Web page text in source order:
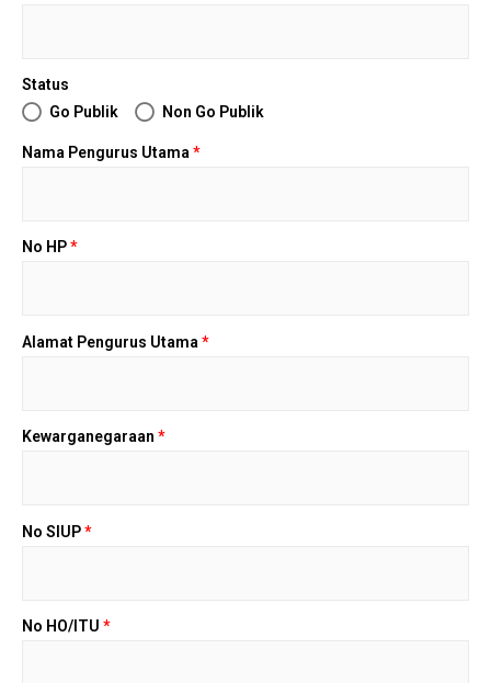
Status
Go Publik
Non Go Publik
Nama Pengurus Utama *
No HP*
Alamat Pengurus Utama *
Kewarganegaraan *
No SIUP*
No HO/ITU *